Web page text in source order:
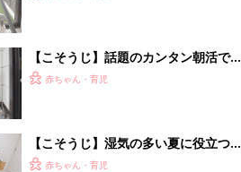
【こそうじ】話題のカンタン朝活でス
ッキリ気持ちいい暮らし
赤ちゃん・育児
【こそうじ】湿気の多い夏に役立つ小
掃除術集めてみた！
赤ちゃん・育児